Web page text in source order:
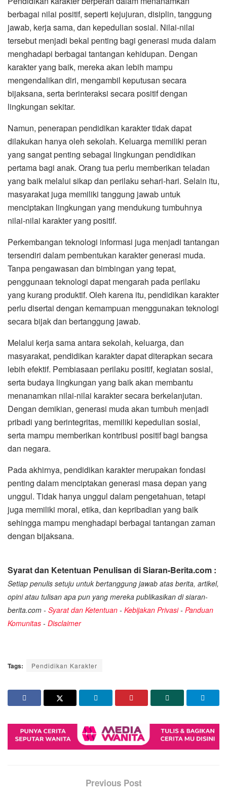
berbagai nilai positif, seperti kejujuran, disiplin, tanggung
jawab, kerja sama, dan kepedulian sosial. Nilai-nilai
tersebut menjadi bekal penting bagi generasi muda dalam
menghadapi berbagai tantangan kehidupan. Dengan
karakter yang baik, mereka akan lebih mampu
mengendalikan diri, mengambil keputusan secara
bijaksana, serta berinteraksi secara positif dengan
lingkungan sekitar.
Namun, penerapan pendidikan karakter tidak dapat
dilakukan hanya oleh sekolah. Keluarga memiliki peran
yang sangat penting sebagai lingkungan pendidikan
pertama bagi anak. Orang tua perlu memberikan teladan
yang baik melalui sikap dan perilaku sehari-hari. Selain itu,
masyarakat juga memiliki tanggung jawab untuk
menciptakan lingkungan yang mendukung tumbuhnya
nilai-nilai karakter yang positif.
Perkembangan teknologi informasi juga menjadi tantangan
tersendiri dalam pembentukan karakter generasi muda.
Tanpa pengawasan dan bimbingan yang tepat,
penggunaan teknologi dapat mengarah pada perilaku
yang kurang produktif. Oleh karena itu, pendidikan karakter
perlu disertai dengan kemampuan menggunakan teknologi
secara bijak dan bertanggung jawab.
Melalui kerja sama antara sekolah, keluarga, dan
masyarakat, pendidikan karakter dapat diterapkan secara
lebih efektif. Pembiasaan perilaku positif, kegiatan sosial,
serta budaya lingkungan yang baik akan membantu
menanamkan nilai-nilai karakter secara berkelanjutan.
Dengan demikian, generasi muda akan tumbuh menjadi
pribadi yang berintegritas, memiliki kepedulian sosial,
serta mampu memberikan kontribusi positif bagi bangsa
dan negara.
Pada akhirnya, pendidikan karakter merupakan fondasi
penting dalam menciptakan generasi masa depan yang
unggul. Tidak hanya unggul dalam pengetahuan, tetapi
juga memiliki moral, etika, dan kepribadian yang baik
sehingga mampu menghadapi berbagai tantangan zaman
dengan bijaksana.
Syarat dan Ketentuan Penulisan di Siaran-Berita.com :
Setiap penulis setuju untuk bertanggung jawab atas berita, artikel,
opini atau tulisan apa pun yang mereka publikasikan di siaran-
berita.com - Syarat dan Ketentuan - Kebijakan Privasi- Panduan
Komunitas - Disclaimer
Tags: Pendidikan Karakter
Previous Post